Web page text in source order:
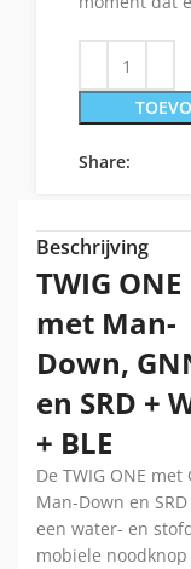
Share:
Beschrijving
TWIG ONE
met Man-
Down,
en SRD +
+ BLE
De TWIG ONE met
Man-Down en SRD
een water- en
mobiele noodknop